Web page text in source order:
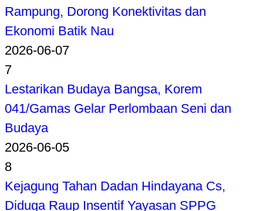
Rampung, Dorong Konektivitas dan
Ekonomi Batik Nau
2026-06-07
7
Lestarikan Budaya Bangsa, Korem
041/Gamas Gelar Perlombaan Seni dan
Budaya
2026-06-05
8
Kejagung Tahan Dadan Hindayana Cs,
Diduga Raup Insentif Yayasan SPPG